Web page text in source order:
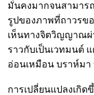
มั่นคงมากจนสามาร
รูปของภาพที่ถาวรข
เห็นทางจิตวิญญาณผ่
ราวกับเป็นเวทมนต์
อ่อนเหมือน บราห์มา
การเปลี่ยนแปลงเกิ